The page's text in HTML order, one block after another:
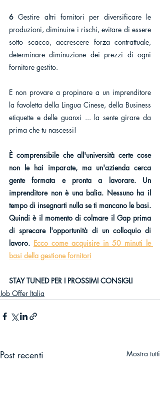
6 Gestire altri fornitori per diversificare le
produzioni, diminuire i rischi, evitare di essere
sotto scacco, accrescere forza contrattuale,
determinare diminuzione dei prezzi di ogni
fornitore gestito.
E non provare a propinare a un imprenditore
la favoletta della Lingua Cinese, della Business
etiquette e delle guanxi ... la sente girare da
prima che tu nascessi!
È comprensibile che all'università certe cose
non le hai imparate, ma un'azienda cerca
gente formata e pronta a lavorare. Un
imprenditore non è una balia. Nessuno ha il
tempo di insegnarti nulla se ti mancano le basi.
Quindi è il momento di colmare il Gap prima
di sprecare l'opportunità di un colloquio di
lavoro. Ecco come acquisire in 50 minuti le
basi della gestione fornitori
STAY TUNED PER I PROSSIMI CONSIGLI
Job Offer Italia
Post recenti Mostra tutti